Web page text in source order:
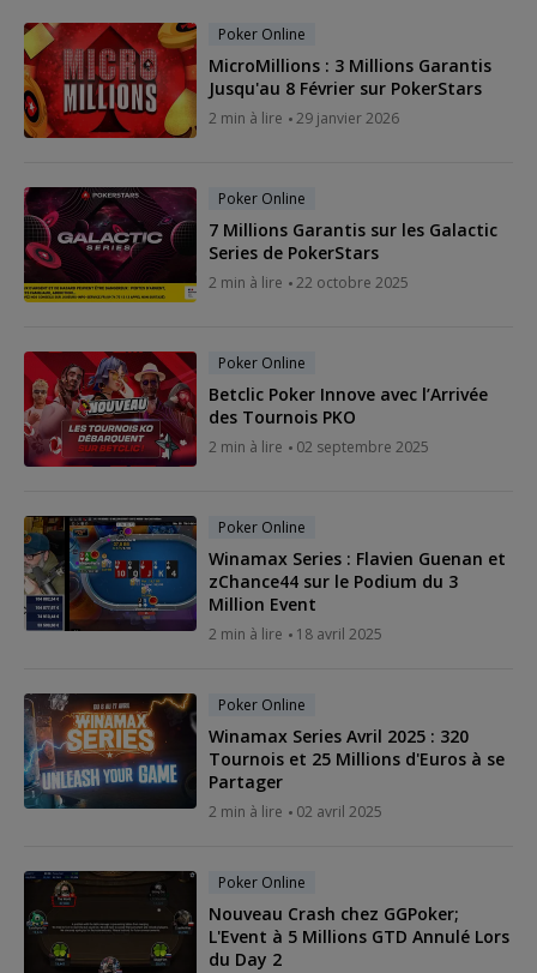
Poker Online
MicroMillions : 3 Millions Garantis
Jusqu'au 8 Février sur PokerStars
2 min à lire 29 janvier 2026
Poker Online
7 Millions Garantis sur les Galactic
Series de PokerStars
2 min à lire 22 octobre 2025
Poker Online
Betclic Poker Innove avec l’Arrivée
des Tournois PKO
2 min à lire 02 septembre 2025
Poker Online
Winamax Series : Flavien Guenan et
zChance44 sur le Podium du 3
Million Event
2 min à lire 18 avril 2025
Poker Online
Winamax Series Avril 2025 : 320
Tournois et 25 Millions d'Euros à se
Partager
2 min à lire 02 avril 2025
Poker Online
Nouveau Crash chez GGPoker;
L'Event à 5 Millions GTD Annulé Lors
du Day 2